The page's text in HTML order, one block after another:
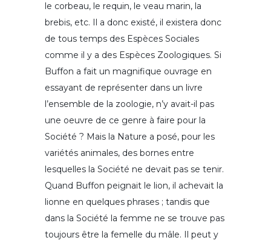
le corbeau, le requin, le veau marin, la
brebis, etc. Il a donc existé, il existera donc
de tous temps des Espèces Sociales
comme il y a des Espèces Zoologiques. Si
Buffon a fait un magnifique ouvrage en
essayant de représenter dans un livre
l’ensemble de la zoologie, n’y avait-il pas
une oeuvre de ce genre à faire pour la
Société ? Mais la Nature a posé, pour les
variétés animales, des bornes entre
lesquelles la Société ne devait pas se tenir.
Quand Buffon peignait le lion, il achevait la
lionne en quelques phrases ; tandis que
dans la Société la femme ne se trouve pas
toujours être la femelle du mâle. Il peut y